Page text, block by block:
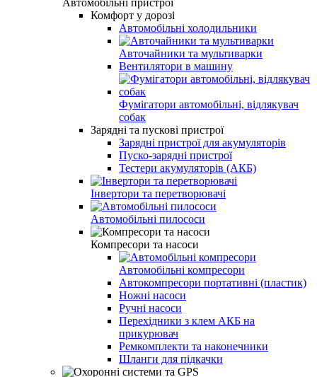
Комфорт у дорозі
Автомобільні холодильники
Авточайники та мультиварки
Вентилятори в машину
Фумігатори автомобільні, відлякувач
собак
Зарядні та пускові пристрої
Зарядні пристрої для акумуляторів
Пуско-зарядні пристрої
Тестери акумуляторів (АКБ)
Інвертори та перетворювачі
Автомобільні пилососи
Компресори та насоси
Автомобільні компресори
Автокомпресори портативні (пластик)
Ножні насоси
Ручні насоси
Перехідники з клем АКБ на
прикурювач
Ремкомплекти та наконечники
Шланги для підкачки